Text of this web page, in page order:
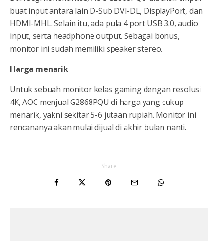
buat input antara lain D-Sub DVI-DL, DisplayPort, dan
HDMI-MHL. Selain itu, ada pula 4 port USB 3.0, audio
input, serta headphone output. Sebagai bonus,
monitor ini sudah memiliki speaker stereo.
Harga menarik
Untuk sebuah monitor kelas gaming dengan resolusi
4K, AOC menjual G2868PQU di harga yang cukup
menarik, yakni sekitar 5-6 jutaan rupiah. Monitor ini
rencananya akan mulai dijual di akhir bulan nanti.
Share